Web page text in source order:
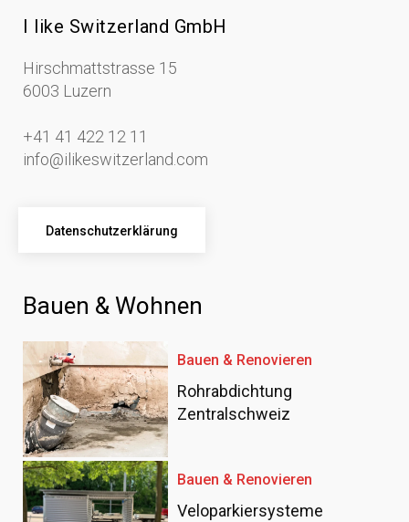
I like Switzerland GmbH
Hirschmattstrasse 15
6003 Luzern
+41 41 422 12 11
info@ilikeswitzerland.com
Datenschutzerklärung
Bauen & Wohnen
Bauen & Renovieren
Rohrabdichtung
Zentralschweiz
Bauen & Renovieren
Veloparkiersysteme